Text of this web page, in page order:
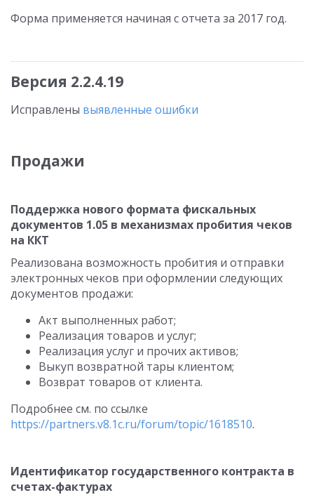
Форма применяется начиная с отчета за 2017 год.
Версия 2.2.4.19
Исправлены выявленные ошибки
Продажи
Поддержка нового формата фискальных
документов 1.05 в механизмах пробития чеков
на ККТ
Реализована возможность пробития и отправки
электронных чеков при оформлении следующих
документов продажи:
Акт выполненных работ;
Реализация товаров и услуг;
Реализация услуг и прочих активов;
Выкуп возвратной тары клиентом;
Возврат товаров от клиента.
Подробнее см. по ссылке
https://partners.v8.1c.ru/forum/topic/1618510.
Идентификатор государственного контракта в
счетах-фактурах